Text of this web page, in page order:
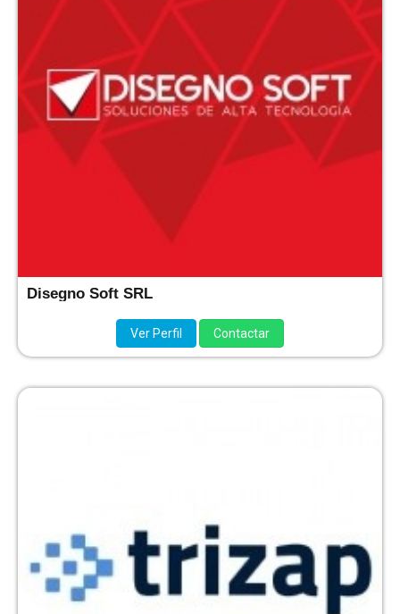
Disegno Soft SRL
Ver Perfil Contactar